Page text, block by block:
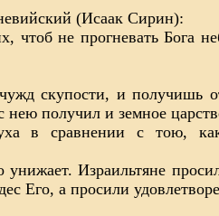
(Исаак Сирин):
чтоб не прогневать Бога
скупости, и получишь
получил и земное
в сравнении с тою,
Израильтяне
Его, а просили